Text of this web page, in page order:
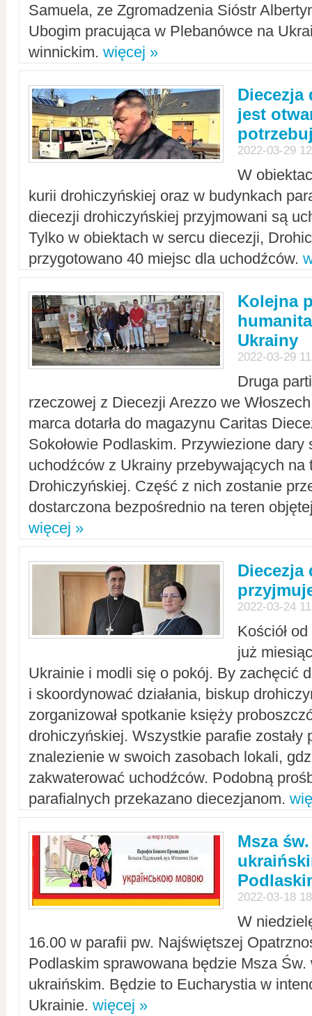
Samuela, ze Zgromadzenia Sióstr
Ubogim pracująca w Plebanówce na
winnickim. więcej »
Diecezja
jest
2022-03-29
W
kurii drohiczyńskiej oraz w budynkach
diecezji drohiczyńskiej przyjmowani są
Tylko w obiektach w sercu diecezji,
przygotowano 40 miejsc dla uchodźców.
Kolejna
Ukrainy
2022-03-29
Druga
rzeczowej z Diecezji Arezzo we
marca dotarła do magazynu Caritas
Sokołowie Podlaskim. Przywiezione dary
uchodźców z Ukrainy przebywających na
Drohiczyńskiej. Część z nich zostanie
dostarczona bezpośrednio na teren
więcej »
Diecezja
2022-03-24
Kościół
już
Ukrainie i modli się o pokój. By zachęcić
i skoordynować działania, biskup
zorganizował spotkanie księży
drohiczyńskiej. Wszystkie parafie zostały
znalezienie w swoich zasobach lokali,
zakwaterować uchodźców. Podobną
parafialnych przekazano diecezjanom.
Msza
2022-03-18
W
16.00 w parafii pw. Najświętszej
Podlaskim sprawowana będzie Msza Św.
ukraińskim. Będzie to Eucharystia w
Ukrainie. więcej »